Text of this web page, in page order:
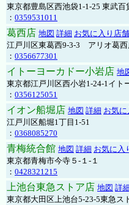
東京都豊島区西池袋1-1-25 東武
： 0359531011
葛西店 地図 詳細 お気に入り店
江戸川区東葛西9-3-3 アリオ葛西
： 0356677301
イトーヨーカドー小岩店 地
東京都江戸川区西小岩1-24-1イト
： 0356125051
イオン船堀店 地図 詳細 お気
江戸川区船堀1丁目1-51
： 0368085270
青梅統合館 地図 詳細 お気に入
東京都青梅市今寺５-１-１
： 0428321215
上池台東急ストア店 地図 詳
東京都大田区上池台5-23-5東急ス